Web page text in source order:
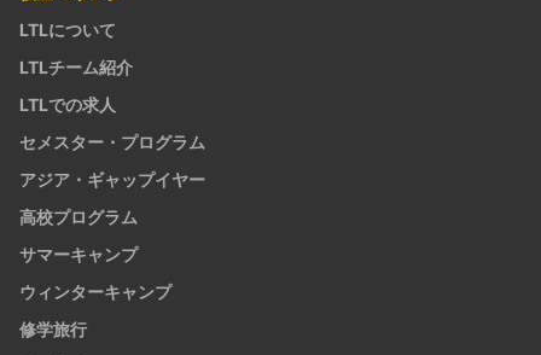
LTLについて
LTLチーム紹介
LTLでの求人
セメスター・プログラム
アジア・ギャップイヤー
高校プログラム
サマーキャンプ
ウィンターキャンプ
修学旅行